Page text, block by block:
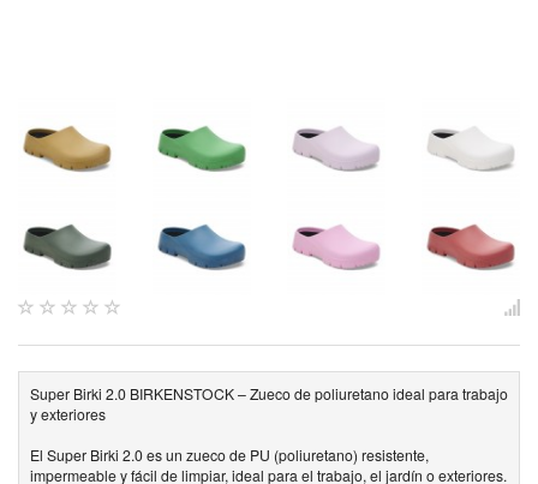
Super Birki 2.0 BIRKENSTOCK – Zueco de poliuretano ideal para trabajo
y exteriores
El Super Birki 2.0 es un zueco de PU (poliuretano) resistente,
impermeable y fácil de limpiar, ideal para el trabajo, el jardín o exteriores.